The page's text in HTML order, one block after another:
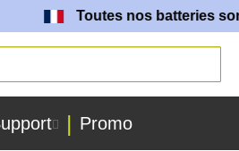
nos batteries sont fabriquées
Promo